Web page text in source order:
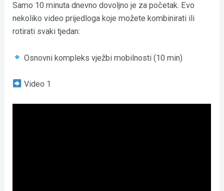
Samo 10 minuta dnevno dovoljno je za početak. Evo
nekoliko video prijedloga koje možete kombinirati ili
rotirati svaki tjedan:
Osnovni kompleks vježbi mobilnosti (10 min)
Video 1